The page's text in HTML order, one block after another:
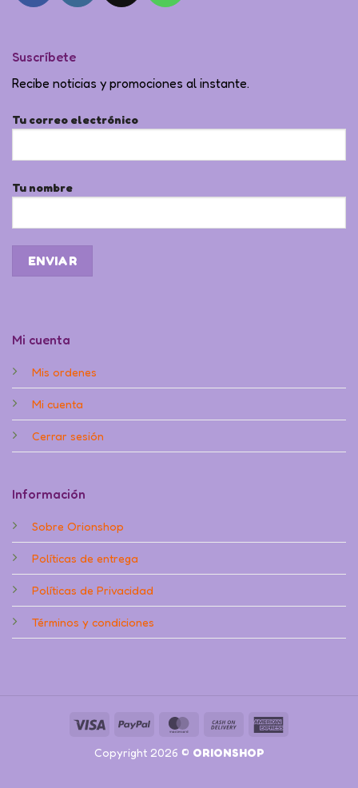
Mi cuenta
Mis ordenes
Mi cuenta
Cerrar sesión
Información
Sobre Orionshop
Políticas de entrega
Políticas de Privacidad
Términos y condiciones
Suscríbete
Recibe noticias y promociones al instante.
Tu correo electrónico
Tu nombre
Visa PayPal MasterCard
Cash
Delivery
Copyright 2026 © ORIONSHOP